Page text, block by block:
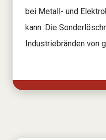
bei Metall- und
kann. Die
Industriebränden von